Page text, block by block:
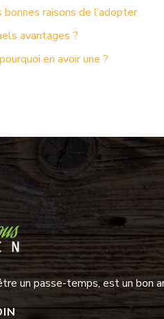
raisons de l’adopter
avantages ?
en avoir une ?
un passe-temps, est un bon